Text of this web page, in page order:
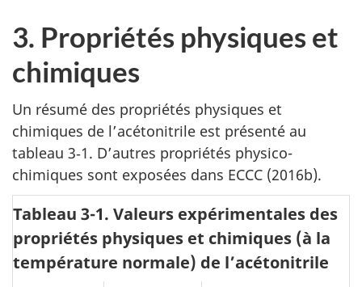
3. Propriétés physiques et
chimiques
Un résumé des propriétés physiques et
chimiques de l’acétonitrile est présenté au
tableau 3‑1. D’autres propriétés physico-
chimiques sont exposées dans ECCC (2016b).
Tableau 3-1. Valeurs expérimentales des
propriétés physiques et chimiques (à la
température normale) de l’acétonitrile